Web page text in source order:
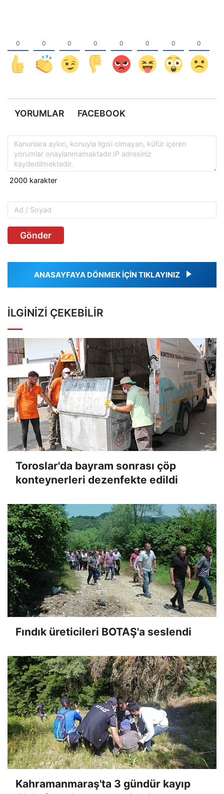
YORUMLAR FACEBOOK
Gönder
ANASAYFAYA DÖNMEK İÇİN TIKLAYINIZ
İLGINIZI ÇEKEBILIR
Toroslar'da bayram sonrası çöp
konteynerleri dezenfekte edildi
Fındık üreticileri BOTAŞ'a seslendi
Kahramanmaraş'ta 3 gündür kayıp